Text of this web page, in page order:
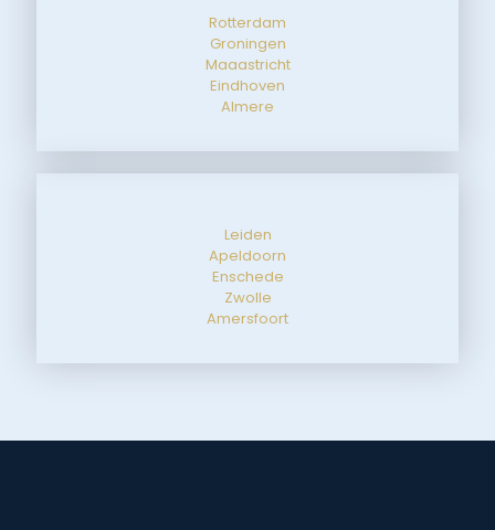
Rotterdam
Groningen
Maaastricht
Eindhoven
Almere
Leiden
Apeldoorn
Enschede
Zwolle
Amersfoort